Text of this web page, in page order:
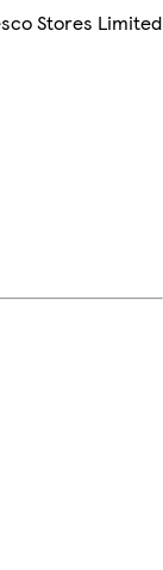
Stores Limited